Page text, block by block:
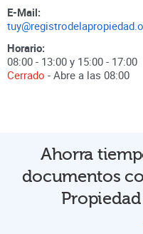
E-Mail:
Horario:
08:00 - 13:00 y 15:00 - 17:00
Cerrado - Abre a las 08:00
Ahorra
documentos